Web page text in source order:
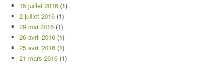
15 juillet 2016 (1)
2 juillet 2016 (1)
29 mai 2016 (1)
26 avril 2016 (1)
25 avril 2016 (1)
21 mars 2016 (1)